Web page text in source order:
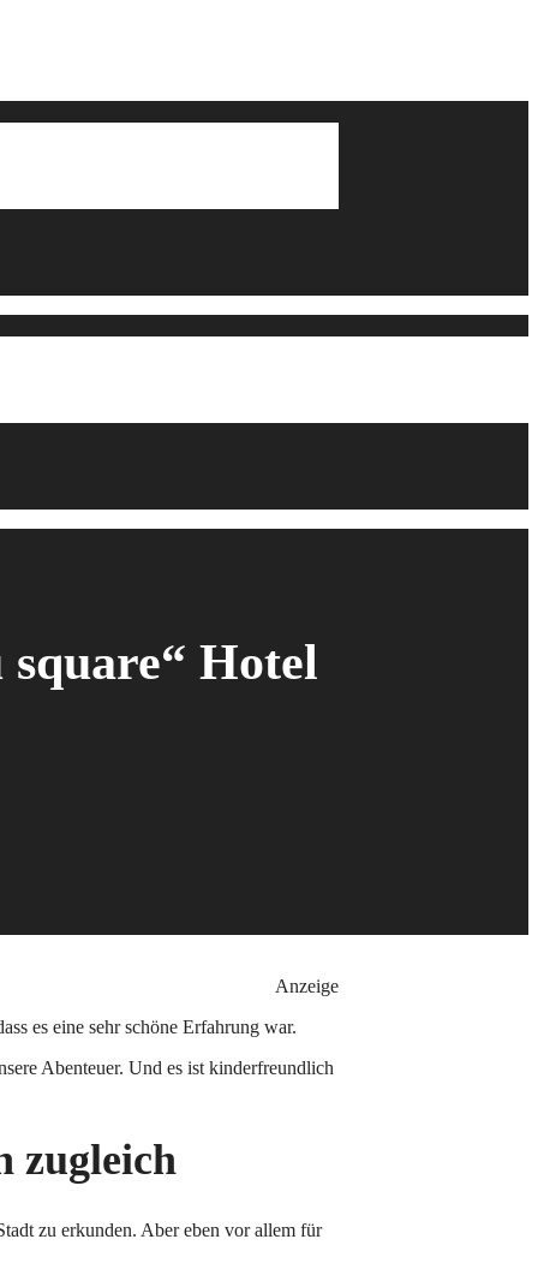
Hotel
Anzeige
es eine sehr schöne Erfahrung war.
Abenteuer. Und es ist kinderfreundlich
zugleich
zu erkunden. Aber eben vor allem für